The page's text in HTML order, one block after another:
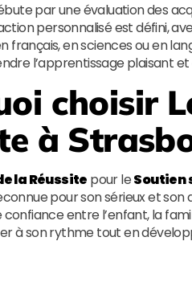
par une évaluation des
personnalisé est défini,
français, en sciences ou en
l’apprentissage plaisant
choisir
à
la Réussite pour leSoutien
pour son sérieux et
entre l’enfant, la
à son rythme tout en